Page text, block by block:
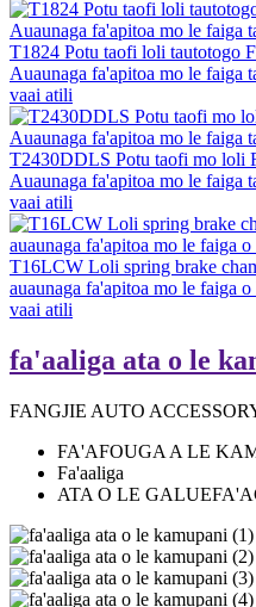
T1824 Potu taofi loli tautotogo
Auaunaga fa'apitoa mo le faiga
vaai atili
T2430DDLS Potu taofi mo loli
Auaunaga fa'apitoa mo le faiga
vaai atili
T16LCW Loli spring brake
auaunaga fa'apitoa mo le faiga o
vaai atili
fa'aaliga ata o le
FANGJIE AUTO
FA'AFOUGA A LE
Fa'aaliga
ATA O LE